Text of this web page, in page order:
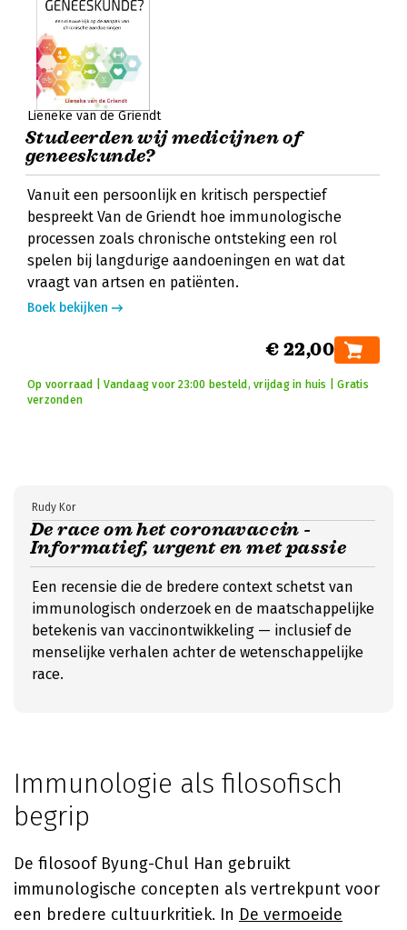
Lieneke van de Griendt
Studeerden wij medicijnen of
geneeskunde?
Vanuit een persoonlijk en kritisch perspectief
bespreekt Van de Griendt hoe immunologische
processen zoals chronische ontsteking een rol
spelen bij langdurige aandoeningen en wat dat
vraagt van artsen en patiënten.
Boek bekijken
€ 22,00
Op voorraad | Vandaag voor 23:00 besteld, vrijdag in huis | Gratis
verzonden
De race om het coronavaccin -
Informatief, urgent en met passie
Rudy Kor
Een recensie die de bredere context schetst van
immunologisch onderzoek en de maatschappelijke
betekenis van vaccinontwikkeling — inclusief de
menselijke verhalen achter de wetenschappelijke
race.
Immunologie als filosofisch
begrip
De filosoof Byung-Chul Han gebruikt
immunologische concepten als vertrekpunt voor
een bredere cultuurkritiek. In De vermoeide